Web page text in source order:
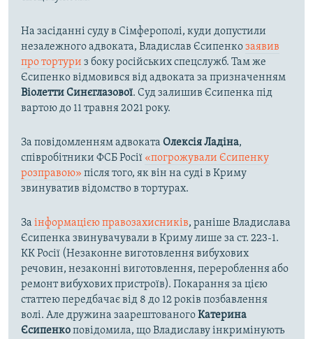
На засіданні суду в Сімферополі, куди допустили
незалежного адвоката, Владислав Єсипенкозаявив
про тортури з боку російських спецслужб. Там же
Єсипенко відмовився від адвоката за призначенням
Віолетти Синєглазової. Суд залишив Єсипенка під
вартою до 11 травня 2021 року.
За повідомленням адвоката Олексія Ладіна,
співробітники ФСБ Росії «погрожували Єсипенку
розправою» після того, як він на суді в Криму
звинуватив відомство в тортурах.
За інформацією правозахисників, раніше Владислава
Єсипенка звинувачували в Криму лише за ст. 223-1.
КК Росії (Незаконне виготовлення вибухових
речовин, незаконні виготовлення, перероблення або
ремонт вибухових пристроїв). Покарання за цією
статтею передбачає від 8 до 12 років позбавлення
волі. Але дружина заарештованогоКатерина
Єсипенкоповідомила, що Владиславу інкримінують